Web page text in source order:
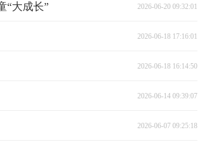
“大成长” 2026-06-20 09:32:01
2026-06-18 17:16:01
2026-06-18 16:14:50
2026-06-14 09:39:07
2026-06-07 09:25:18